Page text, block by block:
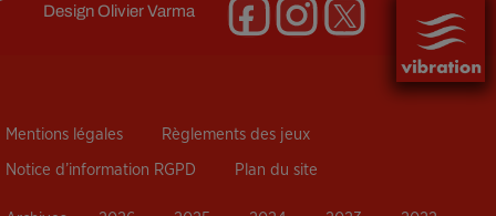
DesignOlivier Varma
Mentions légales Règlements des jeux
Notice d’information RGPD Plan du site